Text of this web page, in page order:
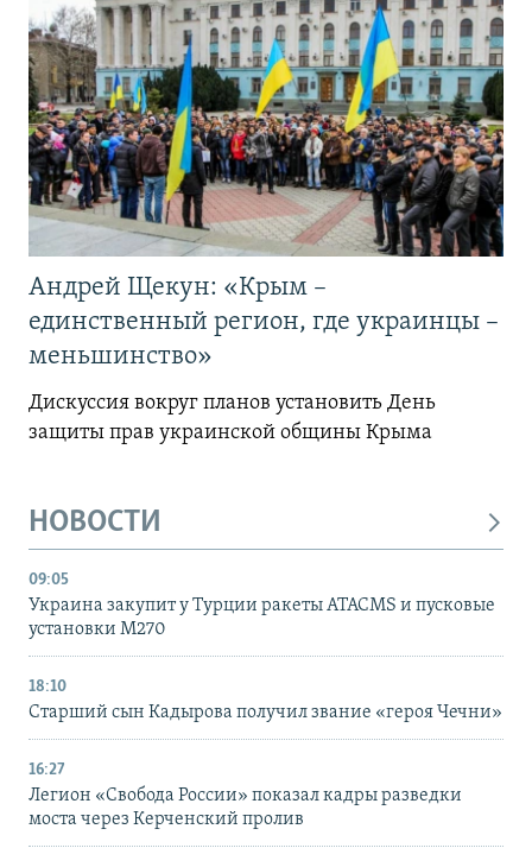
Андрей Щекун: «Крым –
единственный регион, где украинцы –
меньшинство»
Дискуссия вокруг планов установить День
защиты прав украинской общины Крыма
НОВОСТИ
09:05
Украина закупит у Турции ракеты ATACMS и пусковые
установки M270
18:10
Старший сын Кадырова получил звание «героя Чечни»
16:27
Легион «Свобода России» показал кадры разведки
моста через Керченский пролив